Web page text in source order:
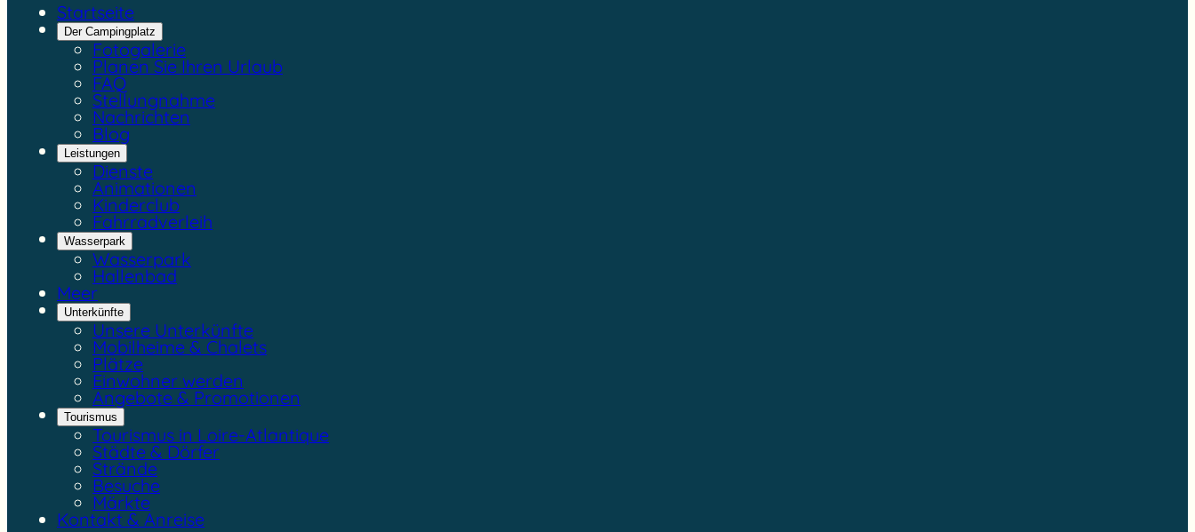
Startseite
Der Campingplatz
Fotogalerie
Planen Sie Ihren Urlaub
FAQ
Stellungnahme
Nachrichten
Blog
Leistungen
Dienste
Animationen
Kinderclub
Fahrradverleih
Wasserpark
Wasserpark
Hallenbad
Meer
Unterkünfte
Unsere Unterkünfte
Mobilheime & Chalets
Plätze
Einwohner werden
Angebote & Promotionen
Tourismus
Tourismus in Loire-Atlantique
Städte & Dörfer
Strände
Besuche
Märkte
Kontakt & Anreise